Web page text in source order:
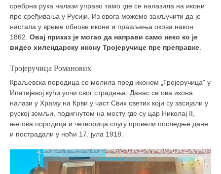
сребрна рука налази управо тамо где се налазила на икони
пре сређивања у Русији. Из овога можемо закључити да је
настала у време обнове иконе и прављења окова након
1862. Овај приказ је могао да направи само неко ко је
видео хилендарску икону Тројеручице пре преправке
Тројеручица Романових
Краљевска породица се молила пред иконом „Тројеручица” у
Ипатијевој кући уочи свог страдања. Данас се ова икона
налази у Храму на Крви у част Свих светих који су засијали у
руској земљи, подигнутом на месту где су цар Николај II,
његова породица и четворица слугу провели последње дане
и пострадали у ноћи 17. јула 1918.